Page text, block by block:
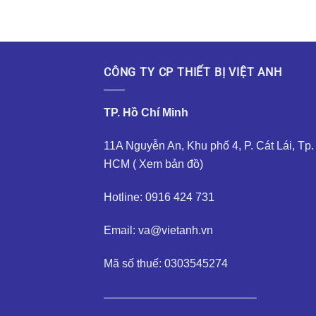
CÔNG TY CP THIẾT BỊ VIỆT ANH
TP. Hồ Chí Minh
11A Nguyễn An, Khu phố 4, P. Cát Lái, Tp.
HCM ( Xem bản đồ)
Hotline: 0916 424 731
Email: va@vietanh.vn
Mã số thuế: 0303545274
—————————————–